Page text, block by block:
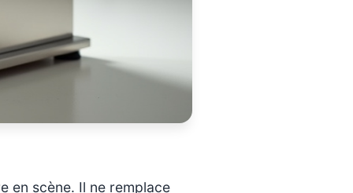
en scène. Il ne remplace